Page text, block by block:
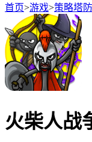
首页>游戏>策略塔防
火柴人战